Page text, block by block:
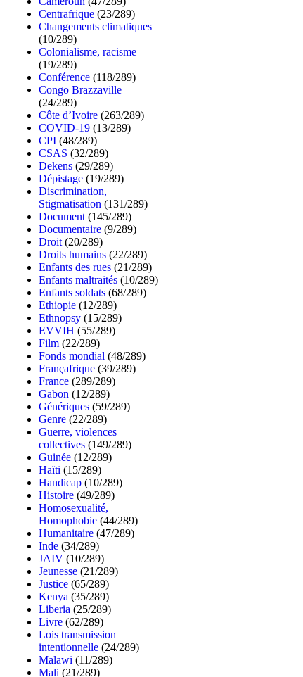
Centrafrique (23/289)
Changements climatiques
(10/289)
Colonialisme, racisme
(19/289)
Conférence (118/289)
Congo Brazzaville
(24/289)
Côte d’Ivoire (263/289)
COVID-19 (13/289)
CPI (48/289)
CSAS (32/289)
Dekens (29/289)
Dépistage (19/289)
Discrimination,
Stigmatisation (131/289)
Document (145/289)
Documentaire (9/289)
Droit (20/289)
Droits humains (22/289)
Enfants des rues (21/289)
Enfants maltraités (10/289)
Enfants soldats (68/289)
Ethiopie (12/289)
Ethnopsy (15/289)
EVVIH (55/289)
Film (22/289)
Fonds mondial (48/289)
Françafrique (39/289)
France (289/289)
Gabon (12/289)
Génériques (59/289)
Genre (22/289)
Guerre, violences
collectives (149/289)
Guinée (12/289)
Haïti (15/289)
Handicap (10/289)
Histoire (49/289)
Homosexualité,
Homophobie (44/289)
Humanitaire (47/289)
Inde (34/289)
JAIV (10/289)
Jeunesse (21/289)
Justice (65/289)
Kenya (35/289)
Liberia (25/289)
Livre (62/289)
Lois transmission
intentionnelle (24/289)
Malawi (11/289)
Mali (21/289)